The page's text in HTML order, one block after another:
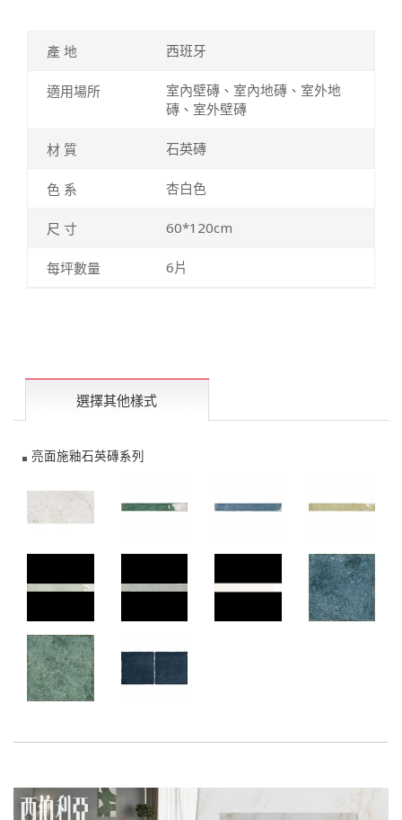
西班牙
室內壁磚、室內地磚、室外地
磚、室外壁磚
石英磚
杏白色
60*120cm
6片
選擇其他樣式
亮面施釉石英磚系列